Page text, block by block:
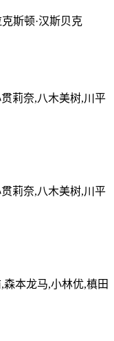
克斯顿·汉斯贝克
莉奈,八木美树,川平
莉奈,八木美树,川平
本龙马,小林优,槙田